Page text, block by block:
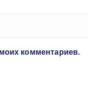
комментариев.